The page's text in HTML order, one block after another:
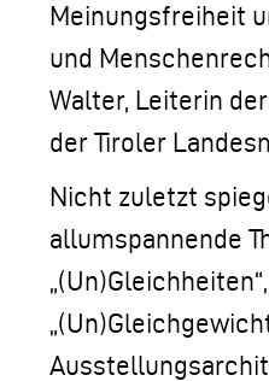
Meinungsfreiheit
und
Walter, Leiterin
der Tiroler
Nicht zuletzt
allumspannende
„(Un)Gleichheiten“,